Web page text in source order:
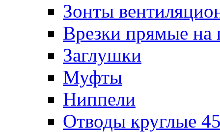
Зонты
Врезки прямые на
Заглушки
Муфты
Ниппели
Отводы круглые